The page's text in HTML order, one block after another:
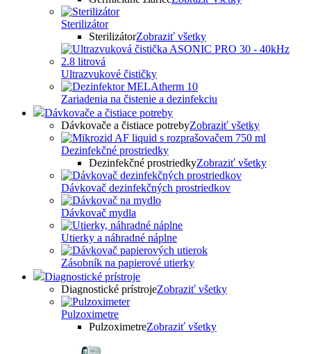
Sterilizátor
SterilizátorZobraziť všetky
Ultrazvukové čističky
Zariadenia na čistenie a dezinfekciu
Dávkovače a čistiace potreby
Dávkovače a čistiace potrebyZobraziť všetky
Dezinfekčné prostriedky
Dezinfekčné prostriedkyZobraziť všetky
Dávkovač dezinfekčných prostriedkov
Dávkovač mydla
Utierky a náhradné náplne
Zásobník na papierové utierky
Diagnostické prístroje
Diagnostické prístrojeZobraziť všetky
Pulzoximetre
PulzoximetreZobraziť všetky